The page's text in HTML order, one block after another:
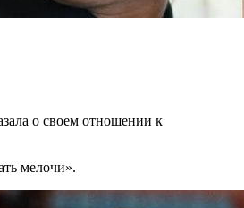
о своем отношении к
мелочи».